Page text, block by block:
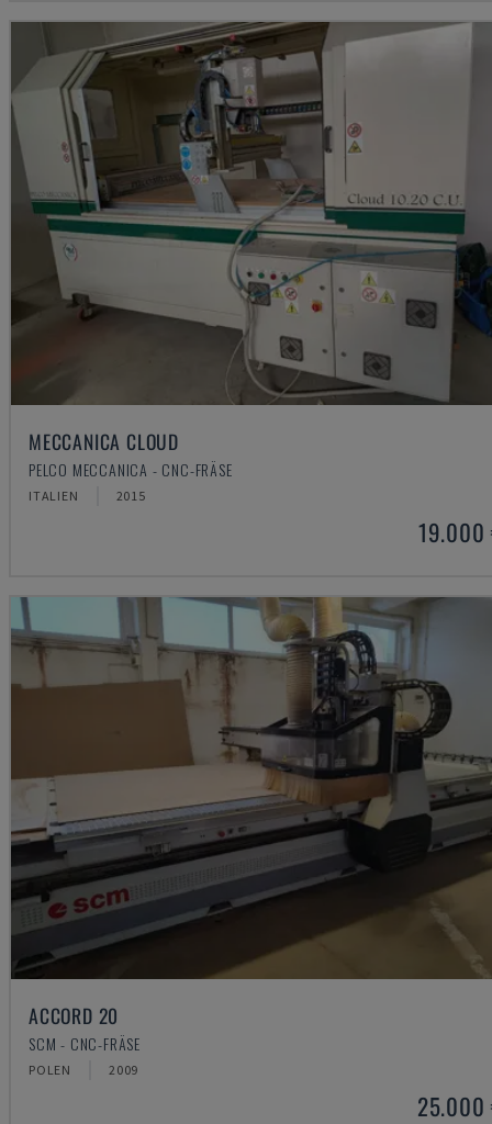
MECCANICA CLOUD
PELCO MECCANICA - CNC-FRÄSE
ITALIEN 2015
19.000
ACCORD 20
SCM - CNC-FRÄSE
POLEN 2009
25.000